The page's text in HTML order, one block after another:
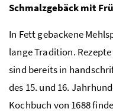
Schmalzgebäck mit
In Fett gebackene
lange Tradition.
sind bereits in
des 15. und 16.
Kochbuch von 1688